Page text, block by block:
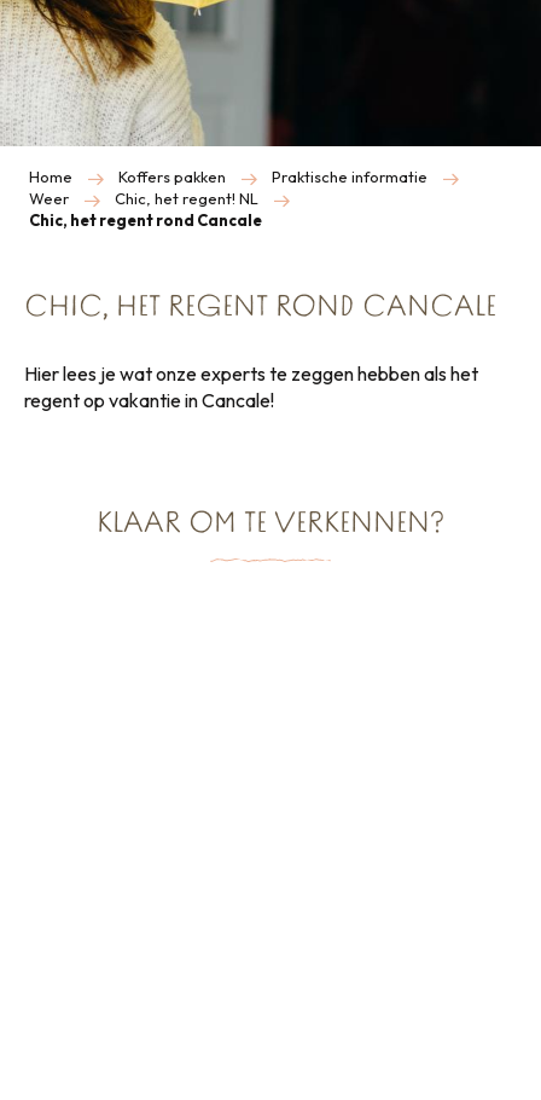
Home Koffers pakken
Praktische informatie
Weer
Chic, het regent! NL
Chic, het regent rond Cancale
CHIC, HET REGENT ROND CANCALE
Hier lees je wat onze experts te zeggen hebben als het
regent op vakantie in Cancale!
KLAAR OM TE VERKENNEN?